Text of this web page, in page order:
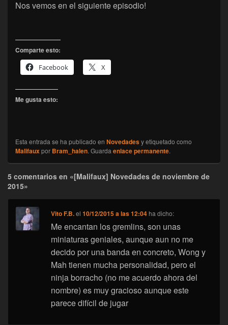
Nos vemos en el siguiente episodio!
Comparte esto:
Facebook
X
Me gusta esto:
Esta entrada se ha publicado en Novedadesy etiquetado como
Malifauxpor Bram_halen. Guarda enlace permanente.
5 comentarios en «[Malifaux] Novedades de noviembre de
2015»
Vito F.B.el10/12/2015 a las 12:04 ha dicho:
Me encantan los gremlins, son unas
miniaturas geniales, aunque aun no me
decido por una banda en concreto, Wong y
Mah tienen mucha personalidad, pero el
ninja borracho (no me acuerdo ahora del
nombre) es muy gracioso aunque este
parece difícil de jugar